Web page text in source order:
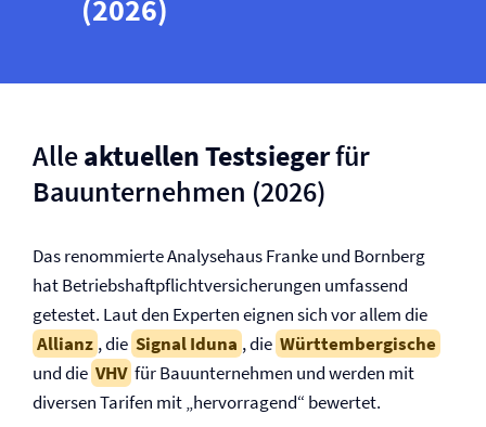
(2026)
Alleaktuellen Testsiegerfür
Bauunternehmen (2026)
Das renommierte Analysehaus Franke und Bornberg
hat Betriebs­haftpflicht­versicherungen umfassend
getestet. Laut den Experten eignen sich vor allem die
Allianz , die Signal Iduna , die Württembergische
und die VHV für Bauunternehmen und werden mit
diversen Tarifen mit „hervorragend“ bewertet.